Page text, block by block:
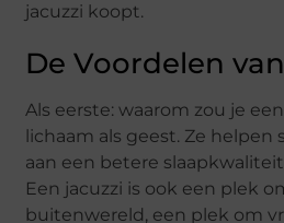
jacuzzi koopt.
De Voordelen
Als eerste: waarom zou je een
lichaam als geest. Ze
aan een betere
Een jacuzzi is ook een plek
buitenwereld, een plek om